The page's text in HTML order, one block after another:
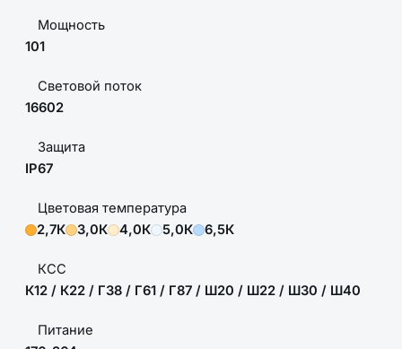
Мощность
101
Световой поток
16602
Защита
IP67
Цветовая температура
2,7К
3,0К 4,0К 5,0К 6,5К
КСС
К12 / К22 / Г38 / Г61 / Г87 / Ш20 / Ш22 / Ш30 / Ш40
Питание